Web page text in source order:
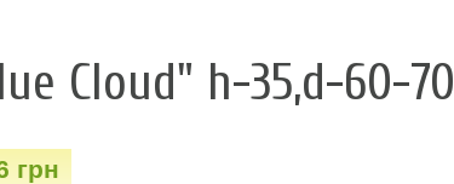
Cloud" h-35,d-60-70
грн